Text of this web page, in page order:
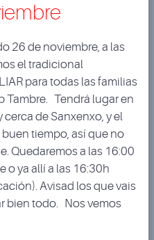
26 de noviembre, a las
el tradicional
para todas las familias
Tambre. Tendrá lugar en
cerca de Sanxenxo, y el
tiempo, así que no
Quedaremos a las 16:00
o ya allí a las 16:30h
Avisad los que vais
bien todo. Nos vemos